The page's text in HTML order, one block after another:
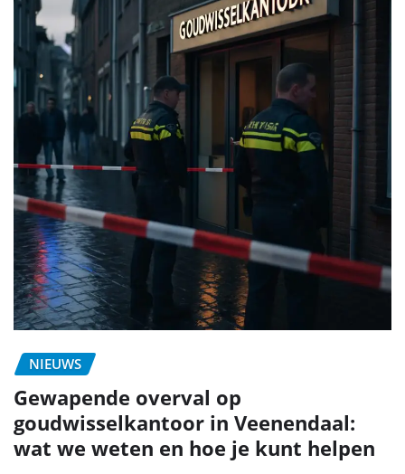
NIEUWS
Gewapende overval op
goudwisselkantoor in Veenendaal:
wat we weten en hoe je kunt helpen